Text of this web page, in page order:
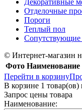
Отделочные
Пороги
Теплый пол
Сопутствующие
© Интернет-магазин
Фото Наименование
Перейти в корзину
В корзине 1
Запрос цены товара
Наименование: